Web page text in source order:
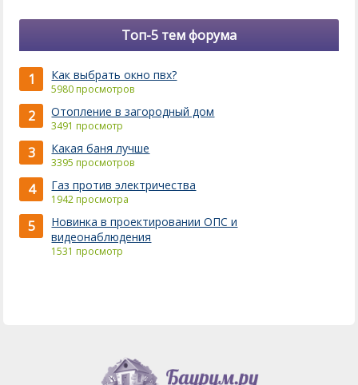
Топ-5 тем форума
1 Как выбрать окно пвх?
5980 просмотров
2 Отопление в загородный дом
3491 просмотр
3 Какая баня лучше
3395 просмотров
4 Газ против электричества
1942 просмотра
5
Новинка в проектировании ОПС и
видеонаблюдения
1531 просмотр